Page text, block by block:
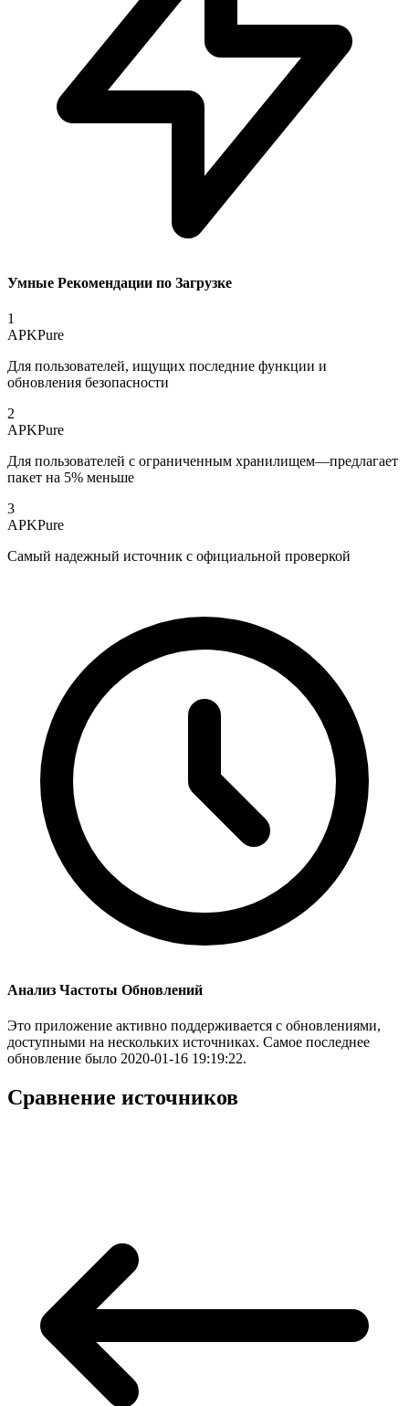
Умные Рекомендации по Загрузке
1
APKPure
Для пользователей, ищущих последние функции и
обновления безопасности
2
APKPure
Для пользователей с ограниченным хранилищем—предлагает
пакет на 5% меньше
3
APKPure
Самый надежный источник с официальной проверкой
Анализ Частоты Обновлений
Это приложение активно поддерживается с обновлениями,
доступными на нескольких источниках. Самое последнее
обновление было 2020-01-16 19:19:22.
Сравнение источников